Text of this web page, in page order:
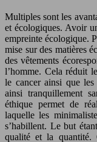
Multiples sont les
et écologiques. Avoir
empreinte écologique.
mise sur des matières
des vêtements
l’homme. Cela réduit
le cancer ainsi que
ainsi tranquillement
éthique permet de
laquelle les
s’habillent. Le but
qualité et la quantité.